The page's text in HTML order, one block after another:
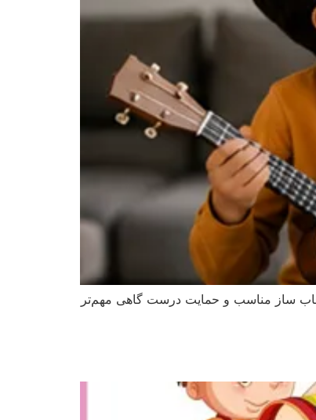
ساز مناسب و حمایت درست گاهی مهم‌تر